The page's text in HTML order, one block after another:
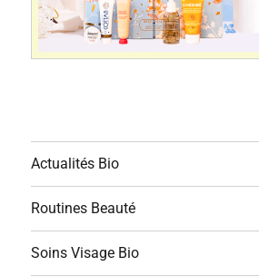
Actualités Bio
Routines Beauté
Soins Visage Bio